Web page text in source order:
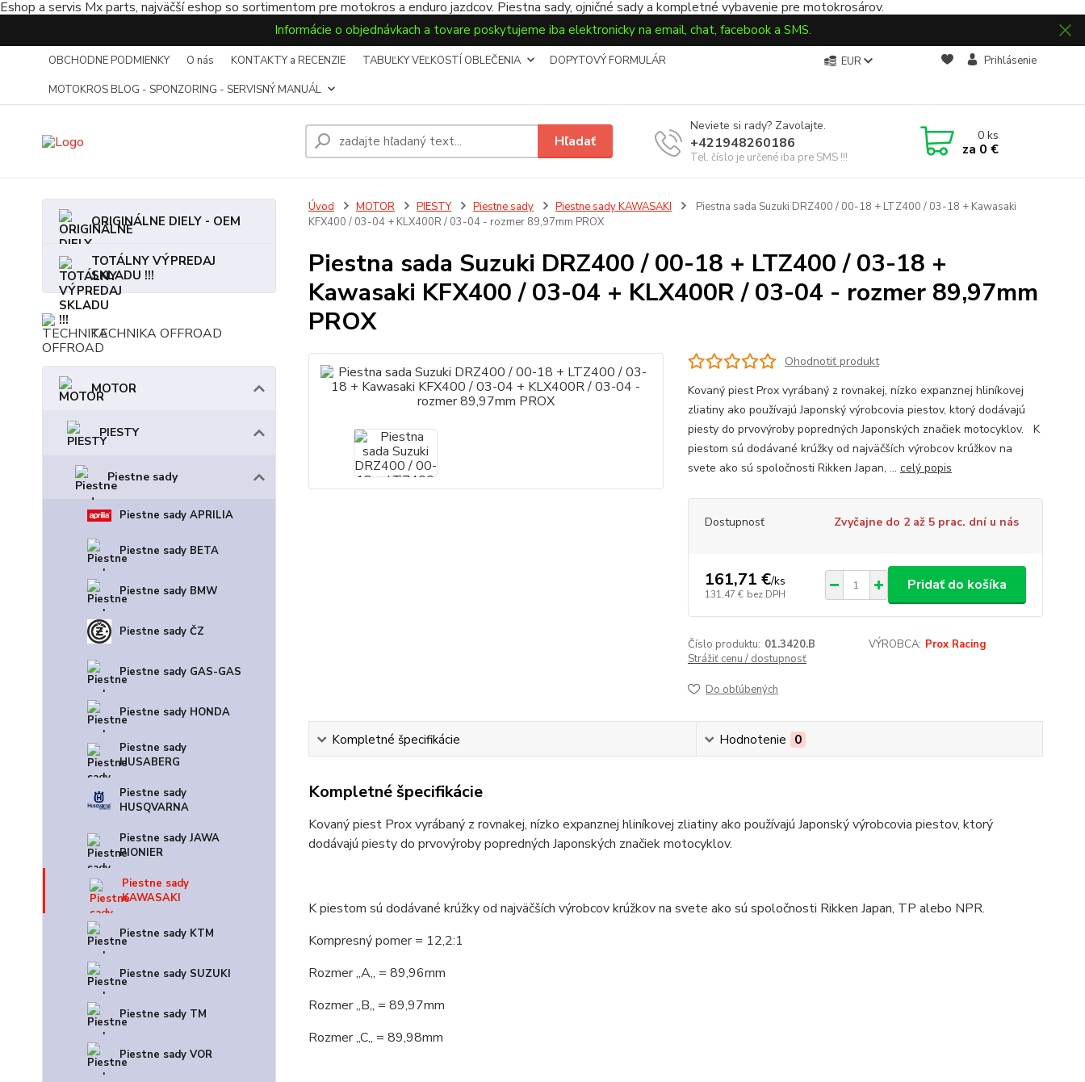
Eshop a servis Mx parts, najväčší eshop so sortimentom pre motokros a enduro jazdcov. Piestna sady, ojničné sady a kompletné vybavenie pre motokrosárov.
Informácie o objednávkach a tovare poskytujeme iba elektronicky na email, chat, facebook a SMS.
OBCHODNE PODMIENKY O nás KONTAKTY a RECENZIE TABUĽKY VEĽKOSTÍ OBLEČENIA
DOPYTOVÝ FORMULÁR
MOTOKROS BLOG - SPONZORING - SERVISNÝ MANUÁL
EUR Prihlásenie
Hľadať
Neviete si rady? Zavolajte.
+421948260186
Tel. číslo je určené iba pre SMS !!!
0ks
za 0 €
ORIGINÁLNE DIELY - OEM
TOTÁLNY VÝPREDAJ
SKLADU !!!
TECHNIKA OFFROAD
MOTOR
PIESTY
Piestne sady
Piestne sady APRILIA
Piestne sady BETA
Piestne sady BMW
Piestne sady ČZ
Piestne sady GAS-GAS
Piestne sady HONDA
Piestne sady
HUSABERG
Piestne sady
HUSQVARNA
Piestne sady JAWA
PIONIER
Piestne sady
KAWASAKI
Piestne sady KTM
Piestne sady SUZUKI
Piestne sady TM
Piestne sady VOR
Úvod MOTOR PIESTY Piestne sady Piestne sady KAWASAKI
Piestna sada Suzuki DRZ400 / 00-18 + LTZ400 / 03-18 + Kawasaki
KFX400 / 03-04 + KLX400R / 03-04 - rozmer 89,97mm PROX
Piestna sada Suzuki DRZ400 / 00-18 + LTZ400 / 03-18 +
Kawasaki KFX400 / 03-04 + KLX400R / 03-04 - rozmer 89,97mm
PROX
Ohodnotiť produkt
Kovaný piest Prox vyrábaný z rovnakej, nízko expanznej hliníkovej
zliatiny ako používajú Japonský výrobcovia piestov, ktorý dodávajú
piesty do prvovýroby popredných Japonských značiek motocyklov. K
piestom sú dodávané krúžky od najväčších výrobcov krúžkov na
svete ako sú spoločnosti Rikken Japan, ... celý popis
Dostupnosť Zvyčajne do 2 až 5 prac. dní u nás
161,71 €/ks
131,47 € bez DPH
Pridať do košíka
Číslo produktu: 01.3420.B VÝROBCA: Prox Racing
Strážiť cenu / dostupnosť
Do obľúbených
Kompletné špecifikácie Hodnotenie 0
Kompletné špecifikácie
Kovaný piest Prox vyrábaný z rovnakej, nízko expanznej hliníkovej zliatiny ako používajú Japonský výrobcovia piestov, ktorý
dodávajú piesty do prvovýroby popredných Japonských značiek motocyklov.
K piestom sú dodávané krúžky od najväčších výrobcov krúžkov na svete ako sú spoločnosti Rikken Japan, TP alebo NPR.
Kompresný pomer = 12,2:1
Rozmer ,,A,, = 89,96mm
Rozmer ,,B,, = 89,97mm
Rozmer ,,C,, = 89,98mm